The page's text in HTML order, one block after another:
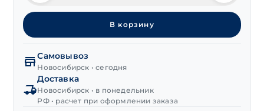
товара
Шайба
плоская
7089
(DIN 125)
М6
(6,4X12X1,6)
200
В корзину
Самовывоз
Новосибирск • сегодня
Доставка
Новосибирск • в понедельник
РФ • расчет при оформлении заказа